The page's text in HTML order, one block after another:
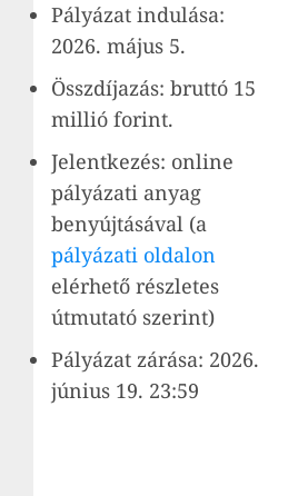
Pályázat indulása:
2026. május 5.
Összdíjazás: bruttó 15
millió forint.
Jelentkezés: online
pályázati anyag
benyújtásával (a
pályázati oldalon
elérhető részletes
útmutató szerint)
Pályázat zárása: 2026.
június 19. 23:59